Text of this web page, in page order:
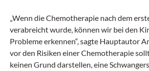
„Wenn die Chemotherapie nach dem
verabreicht wurde, können wir bei den
Probleme erkennen“, sagte Hauptautor
vor den Risiken einer Chemotherapie
keinen Grund darstellen, eine